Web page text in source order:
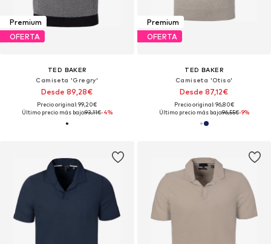
Premium
OFERTA
TED BAKER
Camiseta 'Gregry'
Desde 89,28€
Precio original: 99,20€
Último precio más bajo:93,11€-4%
Premium
OFERTA
TED BAKER
Camiseta 'Otiso'
Desde 87,12€
Precio original: 96,80€
Último precio más bajo:96,55€-9%